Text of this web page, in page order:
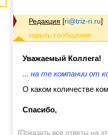
Редакция [ri@triz-ri.ru]
Уважаемый Коллега!
... на те компании от
О каком количестве
Спасибо,
[Показать все ответы на